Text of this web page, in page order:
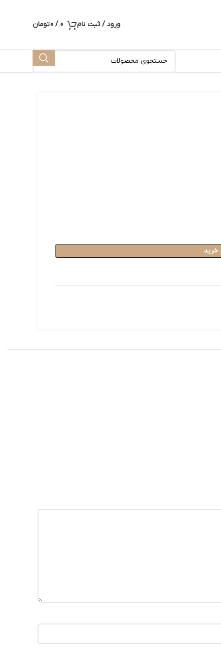
ورود / ثبت نام 0
/
0تومان
خرید